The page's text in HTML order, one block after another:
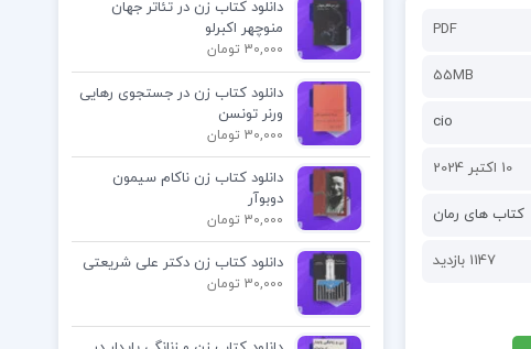
PDF
55MB
cio
10 اکتبر 2024
کتاب های رمان
1147 بازدید
دانلود کتاب زن در تئاتر جهان
منوچهر اکبرلو
30,000 تومان
دانلود کتاب زن در جستجوی رهایی
ورنر تونسن
30,000 تومان
دانلود کتاب زن ناکام سیمون
دوبوآر
30,000 تومان
دانلود کتاب زن دکتر علی شریعتی
30,000 تومان